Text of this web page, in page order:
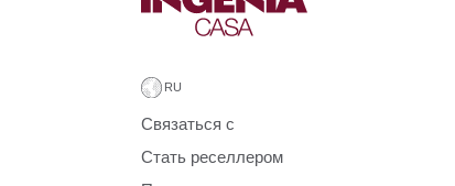
Связаться с
Стать реселлером